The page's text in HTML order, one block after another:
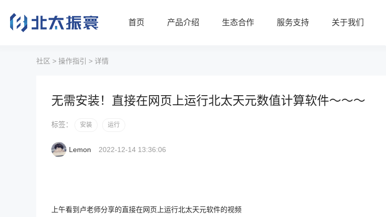
首页 产品介绍 生态合作 服务支持 关于我们
社区 > 操作指引 > 详情
无需安装！直接在网页上运行北太天元数值计算软件～～～
标签： 安装 运行
Lemon 2022-12-14 13:36:06
上午看到卢老师分享的直接在网页上运行北太天元软件的视频